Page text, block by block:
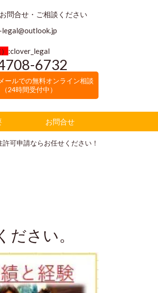
問合せ・ご相談ください
:clover_legal
6732
ールでの無料オンライン相談
（24時間受付中）
お問合せ
可申請ならお任せください！
さい。